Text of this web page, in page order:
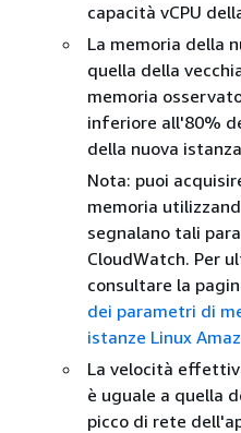
capacità vCPU
La memoria della
quella della
memoria
inferiore all'80%
della nuova
Nota: puoi
memoria
segnalano tali
CloudWatch. Per
consultare la
dei parametri di
istanze Linux
La velocità
è uguale a quella
picco di rete